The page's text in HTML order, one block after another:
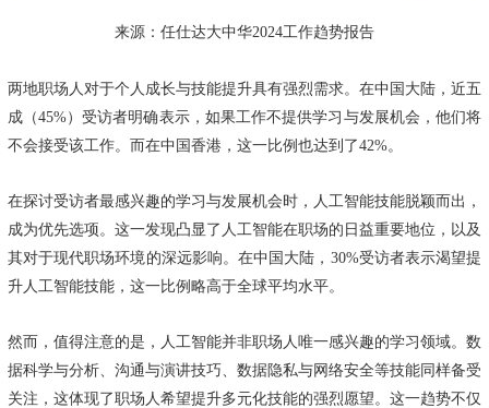
来源：任仕达大中华2024工作趋势报告
两地职场人对于个人成长与技能提升具有强烈需求。在中国大陆，近五
成（45%）受访者明确表示，如果工作不提供学习与发展机会，他们将
不会接受该工作。而在中国香港，这一比例也达到了42%。
在探讨受访者最感兴趣的学习与发展机会时，人工智能技能脱颖而出，
成为优先选项。这一发现凸显了人工智能在职场的日益重要地位，以及
其对于现代职场环境的深远影响。在中国大陆，30%受访者表示渴望提
升人工智能技能，这一比例略高于全球平均水平。
然而，值得注意的是，人工智能并非职场人唯一感兴趣的学习领域。数
据科学与分析、沟通与演讲技巧、数据隐私与网络安全等技能同样备受
关注，这体现了职场人希望提升多元化技能的强烈愿望。这一趋势不仅